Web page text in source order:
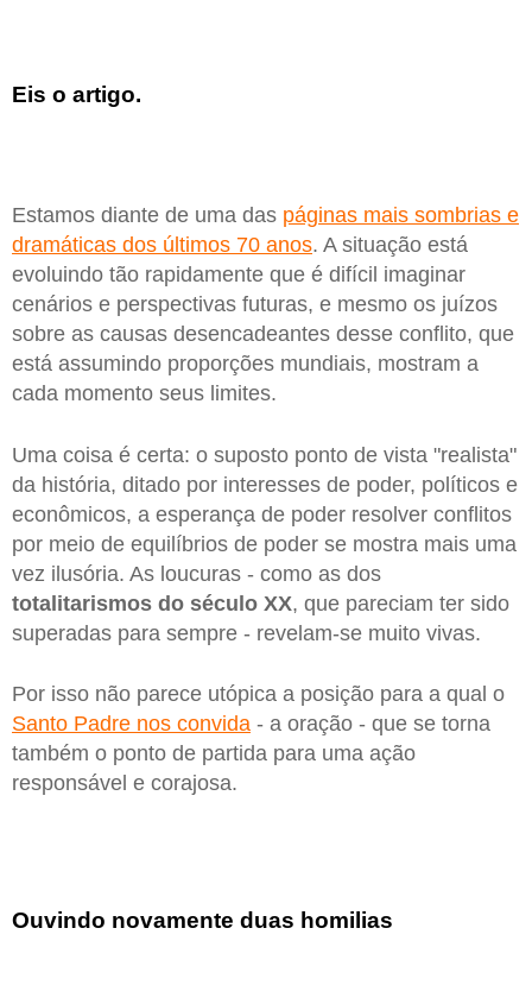
Eis o artigo.
Estamos diante de uma das páginas mais sombrias e
dramáticas dos últimos 70 anos. A situação está
evoluindo tão rapidamente que é difícil imaginar
cenários e perspectivas futuras, e mesmo os juízos
sobre as causas desencadeantes desse conflito, que
está assumindo proporções mundiais, mostram a
cada momento seus limites.
Uma coisa é certa: o suposto ponto de vista "realista"
da história, ditado por interesses de poder, políticos e
econômicos, a esperança de poder resolver conflitos
por meio de equilíbrios de poder se mostra mais uma
vez ilusória. As loucuras - como as dos
totalitarismos do século XX, que pareciam ter sido
superadas para sempre - revelam-se muito vivas.
Por isso não parece utópica a posição para a qual o
Santo Padre nos convida - a oração - que se torna
também o ponto de partida para uma ação
responsável e corajosa.
Ouvindo novamente duas homilias